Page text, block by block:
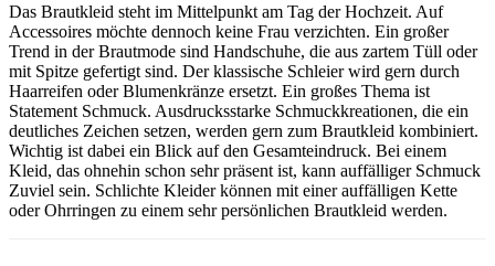
Das Brautkleid steht im Mittelpunkt am Tag der Hochzeit. Auf
Accessoires möchte dennoch keine Frau verzichten. Ein großer
Trend in der Brautmode sind Handschuhe, die aus zartem Tüll oder
mit Spitze gefertigt sind. Der klassische Schleier wird gern durch
Haarreifen oder Blumenkränze ersetzt. Ein großes Thema ist
Statement Schmuck. Ausdrucksstarke Schmuckkreationen, die ein
deutliches Zeichen setzen, werden gern zum Brautkleid kombiniert.
Wichtig ist dabei ein Blick auf den Gesamteindruck. Bei einem
Kleid, das ohnehin schon sehr präsent ist, kann auffälliger Schmuck
Zuviel sein. Schlichte Kleider können mit einer auffälligen Kette
oder Ohrringen zu einem sehr persönlichen Brautkleid werden.